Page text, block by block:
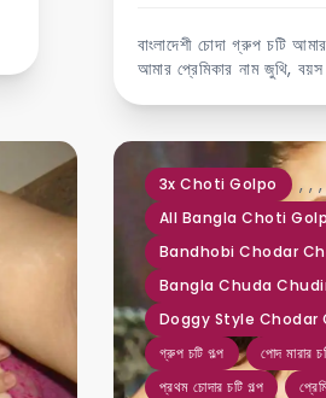
বাংলাদেশী চোদা গ্রুপ চটি
আমার প্রেমিকার নাম জুথি,
3x Choti Golpo ,
All Bangla Choti
,
Bandhobi Chodar
,
Bangla Chuda
Doggy Style Chodar
গ্রুপ চটি গল্প পোদ মারার
প্রথম চোদার চটি গল্প